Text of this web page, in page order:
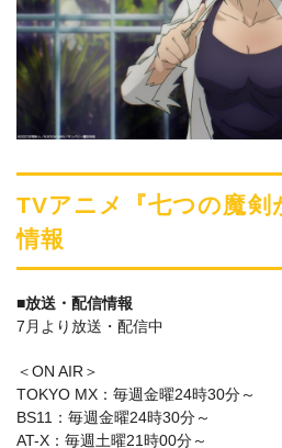
TVアニメ『七つの魔剣
情報
■放送・配信情報
7月より放送・配信中
＜ON AIR＞
TOKYO MX：毎週金曜24時30分～
BS11：毎週金曜24時30分～
AT-X：毎週土曜21時00分～